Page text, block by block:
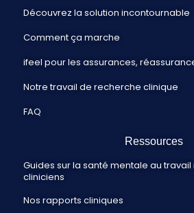
Découvrez la solution incontournable
Comment ça marche
ifeel pour les assurances,
Notre travail de recherche clinique
FAQ
Ressources
Guides sur la santé mentale au
cliniciens
Nos rapports cliniques